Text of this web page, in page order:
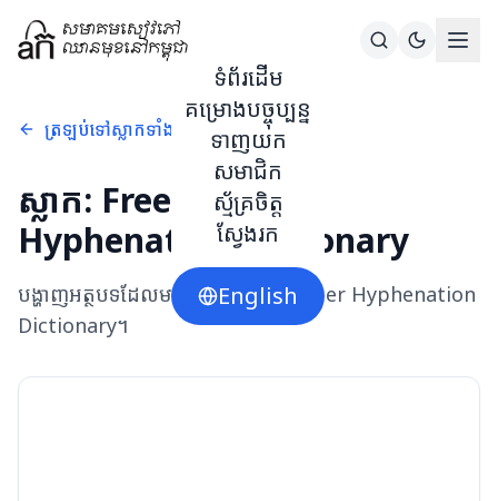
ទំព័រដើម
គម្រោងបច្ចុប្បន្ន
ទាញយក
សមាជិក
ស្ម័គ្រចិត្ត
ស្វែងរក
English
ត្រឡប់ទៅស្លាកទាំងអស់
ស្លាក: Free Khmer
Hyphenation Dictionary
បង្ហាញអត្ថបទដែលមានស្លាកFree Khmer Hyphenation
Dictionary។